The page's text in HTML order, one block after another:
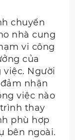
chuyển
nhà cung
vi công
của
Người
nhận
việc nào
thay
phù hợp
bên ngoài.